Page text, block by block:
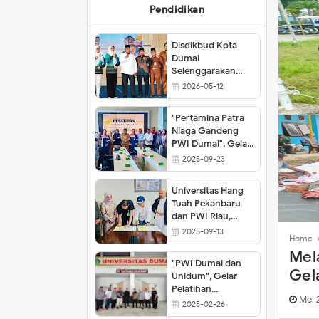
Group 3 Kopasus Jalin Silaturahmi
PWI Dumai Dukung Pemerintah
Polsek KSKP Berkomitmen Dukung
JMSI Riau Anugerahi PIN EMAS
Ketua JMSI Provinsi Riau Tetapkan
Perkuat Adaptasi Digital dan Pesta
"PWI Pusat dan Hotman Paris
Pendidikan
Disdikbud Kota
Dumai
Selenggarakan
FLS3N Tingkat
Kota Dumai
2026-05-12
"Pertamina Patra
Niaga Gandeng
PWI Dumai", Gelar
Pelatihan Fotografi
dan Videografi
bagi Difabel
2025-09-23
Universitas Hang
Tuah Pekanbaru
dan PWI Riau,
"Buat Kesepakatan
MoU"
2025-09-13
"PWI Dumai dan
Unidum", Gelar
Pelatihan
Jurnalistik untuk
Mahasiswa
2025-02-26
Home ›
Mei